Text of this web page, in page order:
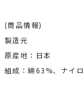
(商品情報)
製造元
原産地：日本
組成：綿63%、ナイ